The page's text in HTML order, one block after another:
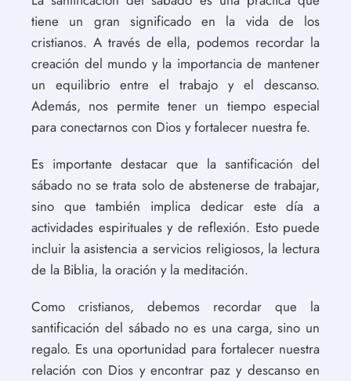
tiene un gran significado en la vida de los
cristianos. A través de ella, podemos recordar la
creación del mundo y la importancia de mantener
un equilibrio entre el trabajo y el descanso.
Además, nos permite tener un tiempo especial
para conectarnos con Dios y fortalecer nuestra fe.
Es importante destacar que la santificación del
sábado no se trata solo de abstenerse de trabajar,
sino que también implica dedicar este día a
actividades espirituales y de reflexión. Esto puede
incluir la asistencia a servicios religiosos, la lectura
de la Biblia, la oración y la meditación.
Como cristianos, debemos recordar que la
santificación del sábado no es una carga, sino un
regalo. Es una oportunidad para fortalecer nuestra
relación con Dios y encontrar paz y descanso en